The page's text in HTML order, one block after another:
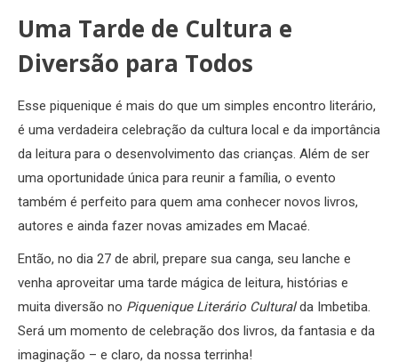
Uma Tarde de Cultura e
Diversão para Todos
Esse piquenique é mais do que um simples encontro literário,
é uma verdadeira celebração da cultura local e da importância
da leitura para o desenvolvimento das crianças. Além de ser
uma oportunidade única para reunir a família, o evento
também é perfeito para quem ama conhecer novos livros,
autores e ainda fazer novas amizades em Macaé.
Então, no dia 27 de abril, prepare sua canga, seu lanche e
venha aproveitar uma tarde mágica de leitura, histórias e
muita diversão no Piquenique Literário Culturalda Imbetiba.
Será um momento de celebração dos livros, da fantasia e da
imaginação – e claro, da nossa terrinha!